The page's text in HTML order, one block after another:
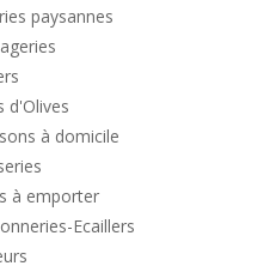
paysannes
d'Olives
à domicile
à emporter
Ecaillers